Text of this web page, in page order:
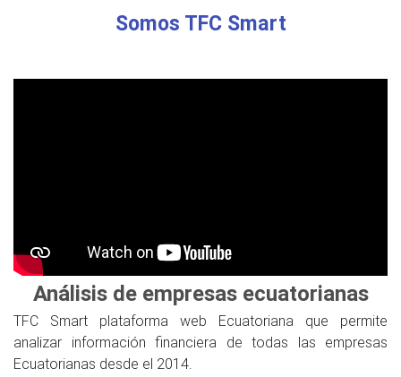
Somos TFC Smart
Análisis de empresas ecuatorianas
TFC Smart plataforma web Ecuatoriana que permite
analizar información financiera de todas las empresas
Ecuatorianas desde el 2014.